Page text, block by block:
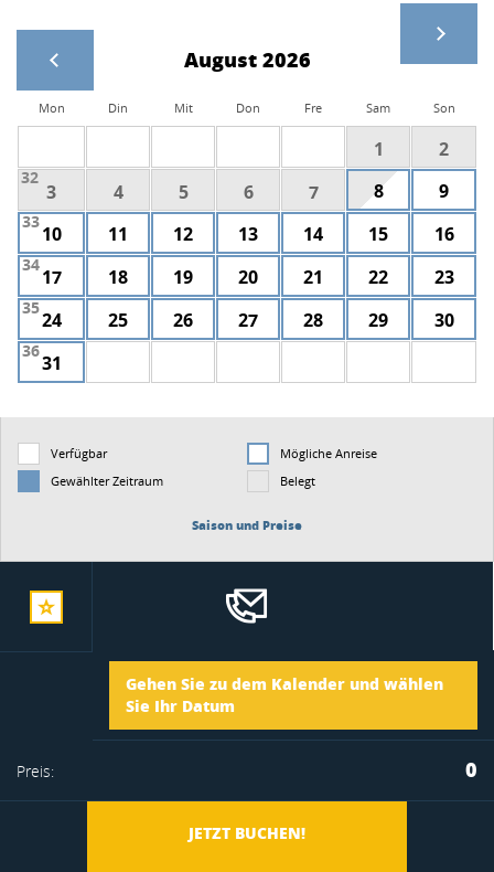
August 2026
Mon Din Mit Don Fre Sam Son
1 2
32
3 4 5 6 7 8 9
33
10 11 12 13 14 15 16
34
17 18 19 20 21 22 23
35
24 25 26 27 28 29 30
36
31
Verfügbar
Mögliche Anreise
Gewählter Zeitraum
Belegt
Saison und Preise
Gehen Sie zu dem Kalender und wählen
Sie Ihr Datum
Ankunft
Abreise
Preis: 0
JETZT BUCHEN!